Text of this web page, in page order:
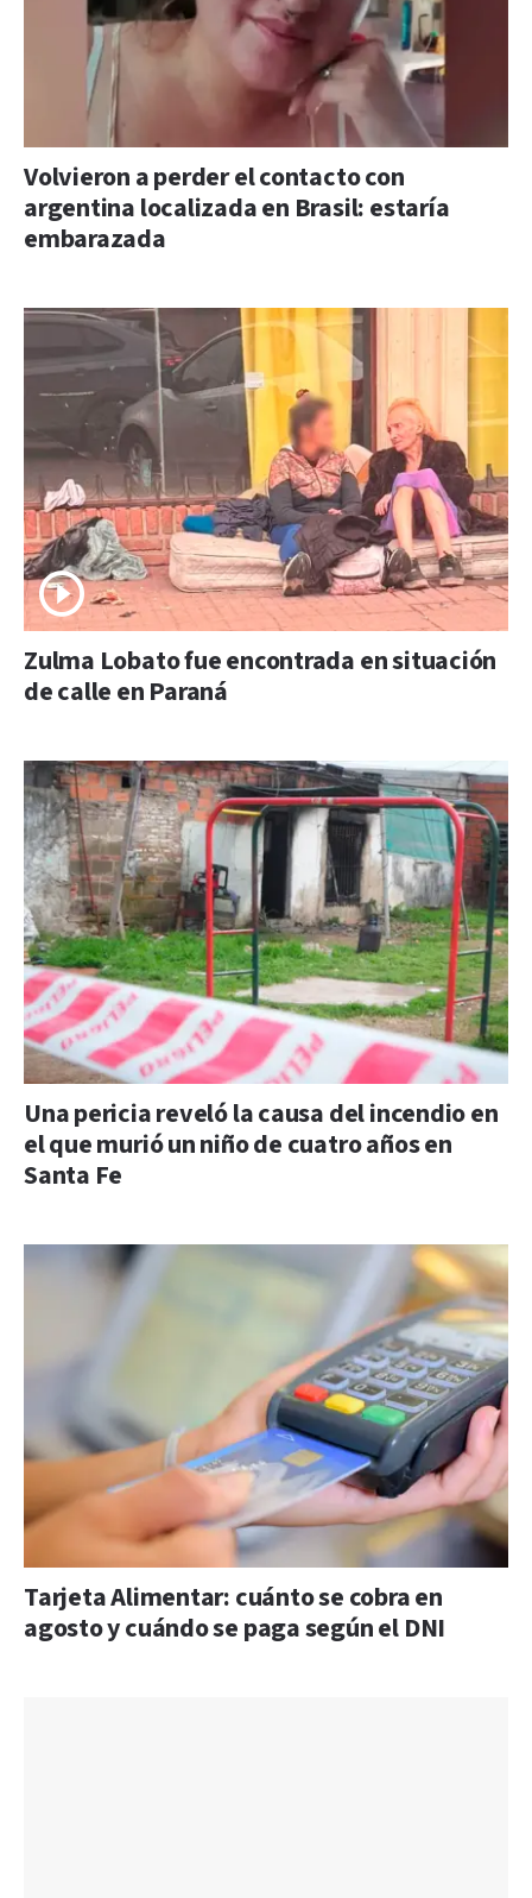
Volvieron a perder el contacto con
argentina localizada en Brasil: estaría
embarazada
Zulma Lobato fue encontrada en situación
de calle en Paraná
Una pericia reveló la causa del incendio en
el que murió un niño de cuatro años en
Santa Fe
Tarjeta Alimentar: cuánto se cobra en
agosto y cuándo se paga según el DNI